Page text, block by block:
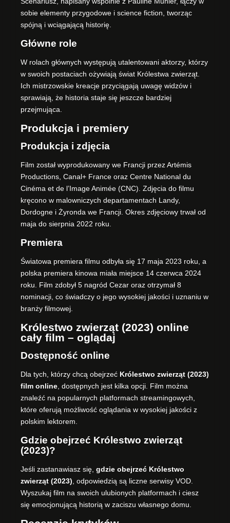
sobie elementy przygodowe i science fiction, tworząc
spójną i wciągającą historię.
Główne role
W rolach głównych występują utalentowani aktorzy, którzy
w swoich postaciach ożywiają świat Królestwa zwierząt.
Ich mistrzowskie kreacje przyciągają uwagę widzów i
sprawiają, że historia staje się jeszcze bardziej
przejmująca.
Produkcja i premiery
Produkcja i zdjęcia
Film został wyprodukowany we Francji przez Artémis
Productions, Canal+ France oraz Centre National du
Cinéma et de l’Image Animée (CNC). Zdjęcia do filmu
kręcono w malowniczych departamentach Landy,
Dordogne i Żyronda we Francji. Okres zdjęciowy trwał od
maja do sierpnia 2022 roku.
Premiera
Światowa premiera filmu odbyła się 17 maja 2023 roku, a
polska premiera kinowa miała miejsce 14 czerwca 2024
roku. Film zdobył 5 nagród Cezar oraz otrzymał 8
nominacji, co świadczy o jego wysokiej jakości i uznaniu w
branży filmowej.
Królestwo zwierząt (2023) online
cały film – oglądaj
Dostępność online
Dla tych, którzy chcą obejrzeć Królestwo zwierząt (2023)
film online , dostępnych jest kilka opcji. Film można
znaleźć na popularnych platformach streamingowych,
które oferują możliwość oglądania w wysokiej jakości z
polskim lektorem.
Gdzie obejrzeć Królestwo zwierząt
(2023)?
Jeśli zastanawiasz się, gdzie obejrzeć Królestwo
zwierząt (2023) , odpowiedzią są liczne serwisy VOD.
Wyszukaj film na swoich ulubionych platformach i ciesz
się emocjonującą historią w zaciszu własnego domu.